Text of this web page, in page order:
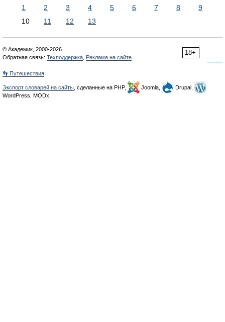
1 2 3 4 5 6 7 8
9
10
11 12 13
18+
© Академик, 2000-2026
Обратная связь: Техподдержка Реклама на сайте
👣 Путешествия
Экспорт словарей на сайты , сделанные на PHP, Joomla,
Drupal,
WordPress, MODx.